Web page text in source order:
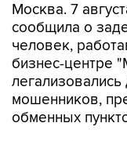
Москва. 7
сообщила о
человек,
бизнес-центре
мошенников,
обменных